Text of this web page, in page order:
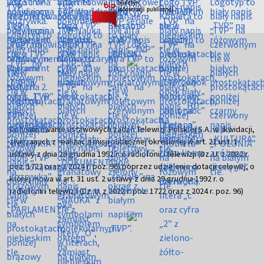
Dofinansowanie ustawowych zadań Telewizji Polskiej S.A. w likwidacji,
związanych z realizacją misji publicznej określonej w art. 21 ust. 1
ustawy z dnia 29 grudnia 1992 r. o radiofonii i telewizji (Dz. U. z 2022 r.
poz. 1722 oraz z 2024 r. poz. 96) poprzez udzielenie dotacji celowej, o
której mowa w art. 31 ust. 2 ustawy z dnia 29 grudnia 1992 r. o
radiofonii i telewizji (Dz. U. z 2022 r. poz. 1722 oraz z 2024 r. poz. 96)